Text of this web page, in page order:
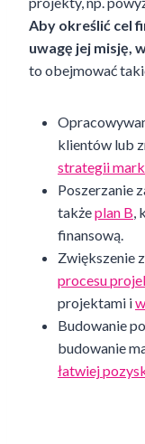
Aby określić cel
uwagę jej misję,
to obejmować
klientów lub
strategii
Poszerzanie
takżeplan B
finansową.
Zwiększenie
procesu
projektami i
Budowanie
budowanie
łatwiej